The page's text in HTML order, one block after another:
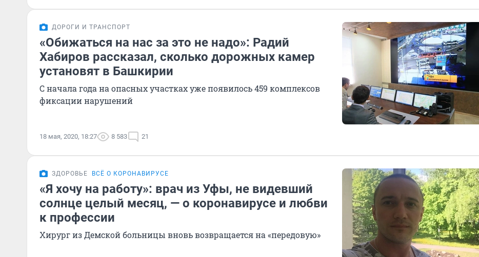
ДОРОГИ И ТРАНСПОРТ
«Обижаться на нас за это не надо»: Радий
Хабиров рассказал, сколько дорожных камер
установят в Башкирии
С начала года на опасных участках уже появилось 459 комплексов
фиксации нарушений
18 мая, 2020, 18:27 8 583 21
ЗДОРОВЬЕ ВСЁ О КОРОНАВИРУСЕ
«Я хочу на работу»: врач из Уфы, не видевший
солнце целый месяц, — о коронавирусе и любви
к профессии
Хирург из Демской больницы вновь возвращается на «передовую»